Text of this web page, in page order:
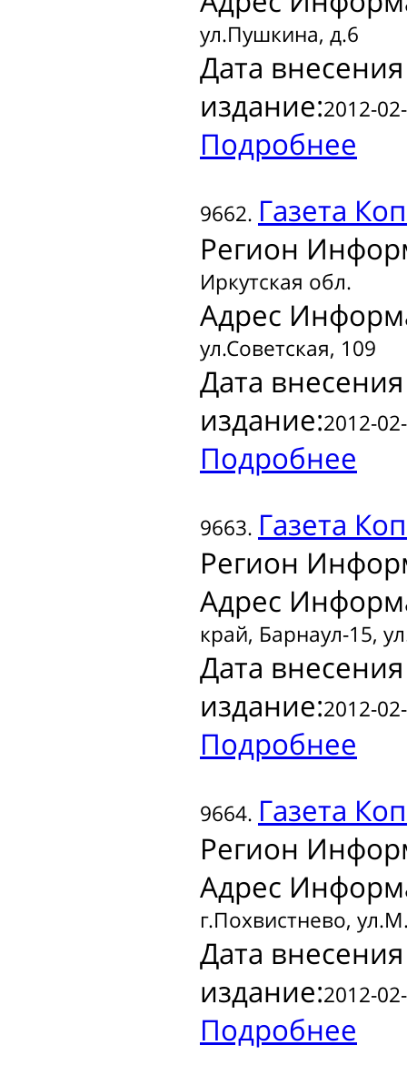
ул.Пушкина, д.6
Дата
издание:2012-
Подробнее
9662. Газета
Регион
Иркутская обл.
Адрес
ул.Советская, 109
Дата
издание:2012-
Подробнее
9663. Газета
Регион
Адрес
край, Барнаул-15,
Дата
издание:2012-
Подробнее
9664. Газета
Регион
Адрес
г.Похвистнево,
Дата
издание:2012-
Подробнее